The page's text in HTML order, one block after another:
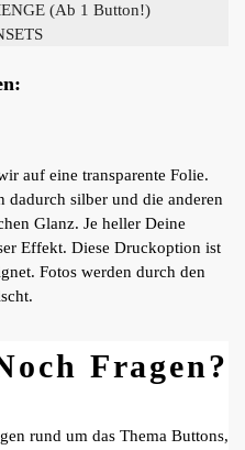
(Ab 1 Button!)
auf eine transparente Folie.
dadurch silber und die anderen
Glanz. Je heller Deine
Effekt. Diese Druckoption ist
Fotos werden durch den
Fragen?
rund um das Thema Buttons,